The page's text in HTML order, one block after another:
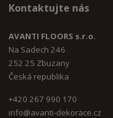
Kontaktujte nás
AVANTI FLOORS s.r.o.
Na Sadech 246
252 25 Zbuzany
Česká republika
+420 267 990 170
info@avanti-dekorace.cz